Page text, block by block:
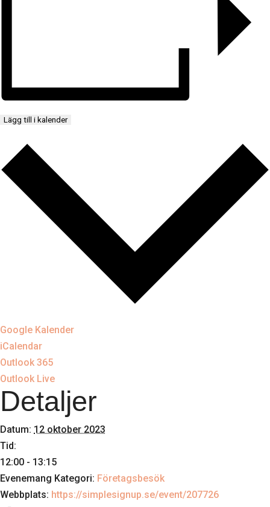
Lägg till i kalender
Google Kalender
iCalendar
Outlook 365
Outlook Live
Detaljer
Datum: 12 oktober 2023
Tid:
12:00 - 13:15
Evenemang Kategori: Företagsbesök
Webbplats: https://simplesignup.se/event/207726